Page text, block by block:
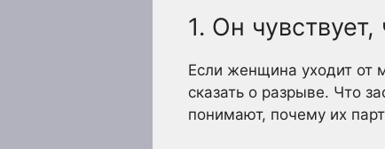
1. Он
Если женщина уходит от
сказать о разрыве. Что
понимают, почему их